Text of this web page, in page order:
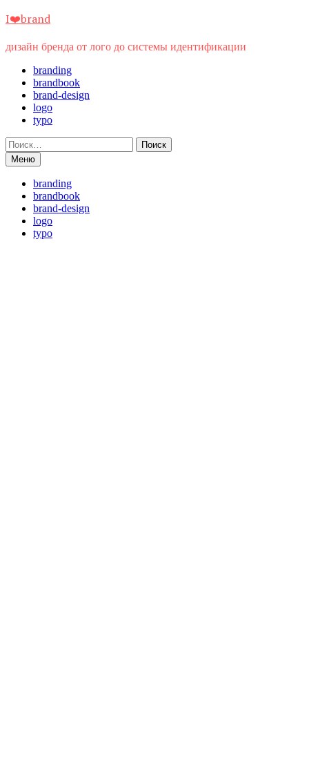
Перейти
содержимому
I❤️brand
дизайн бренда от лого до системы идентификации
branding
brandbook
brand-design
logo
typo
Найти:
Меню
branding
brandbook
brand-design
logo
typo